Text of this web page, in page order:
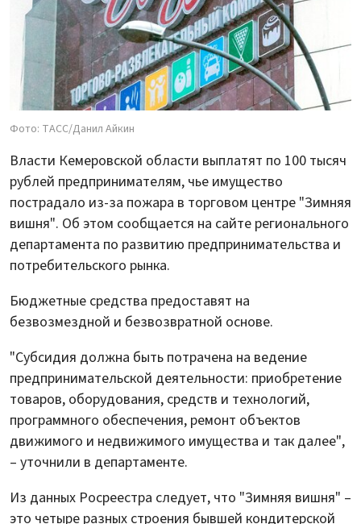
Фото: ТАСС/Данил Айкин
Власти Кемеровской области выплатят по 100 тысяч
рублей предпринимателям, чье имущество
пострадало из-за пожара в торговом центре "Зимняя
вишня". Об этом сообщается на сайте регионального
департамента по развитию предпринимательства и
потребительского рынка.
Бюджетные средства предоставят на
безвозмездной и безвозвратной основе.
"Субсидия должна быть потрачена на ведение
предпринимательской деятельности: приобретение
товаров, оборудования, средств и технологий,
программного обеспечения, ремонт объектов
движимого и недвижимого имущества и так далее",
– уточнили в департаменте.
Из данных Росреестра следует, что "Зимняя вишня" –
это четыре разных строения бывшей кондитерской